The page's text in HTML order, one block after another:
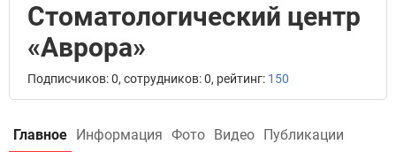
Стоматологический центр
«Аврора»
Подписчиков: 0, сотрудников: 0, рейтинг: 150
Главное Информация Фото Видео Публикации